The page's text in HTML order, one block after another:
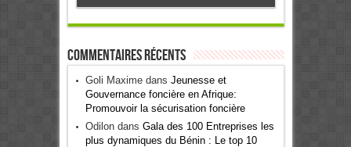
Commentaires récents
Goli Maximedans Jeunesse et
Gouvernance foncière en Afrique:
Promouvoir la sécurisation foncière
Odilondans Gala des 100 Entreprises les
plus dynamiques du Bénin : Le top 10